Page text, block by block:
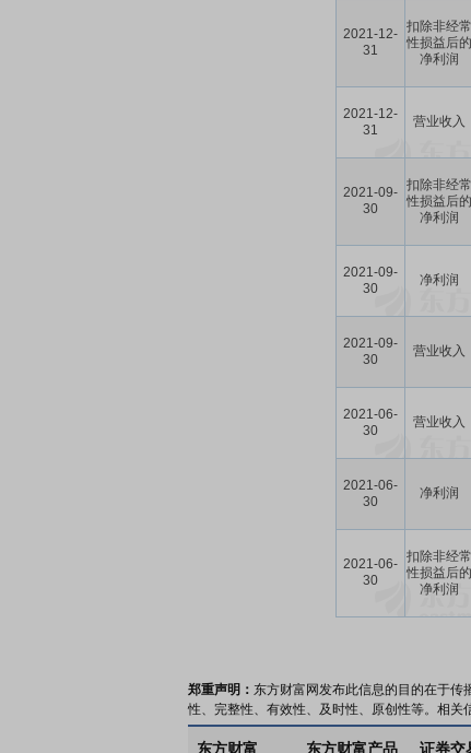
2021-12-
31
扣除非经常
性损益后的
净利润
2021-12-
31
营业收入
2021-09-
30
扣除非经常
性损益后的
净利润
2021-09-
30
净利润
2021-09-
30
营业收入
2021-06-
30
营业收入
2021-06-
30
净利润
2021-06-
30
扣除非经常
性损益后的
净利润
郑重声明： 东方财富网发布此信息的目的在于
性、完整性、有效性、及时性、原创性等。相关
东方财富 东方财富产品 证券交